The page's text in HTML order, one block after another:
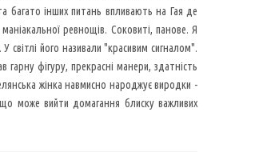
багато інших питань впливають на Гая де
ревнощів. Соковиті, панове. Я
його називали "красивим сигналом".
фігуру, прекрасні манери, здатність
жінка навмисно народжує виродки -
що може вийти домагання блиску важливих